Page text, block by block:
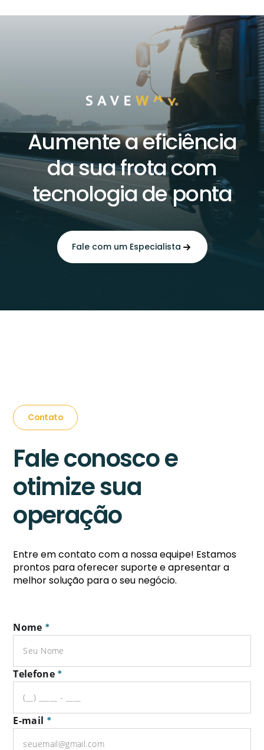
Aumente a eficiência
da sua frota com
tecnologia de ponta
Fale com um Especialista
Contato
Fale conosco e
otimize sua
operação
Entre em contato com a nossa equipe! Estamos
prontos para oferecer suporte e apresentar a
melhor solução para o seu negócio.
Nome *
Telefone *
E-mail *